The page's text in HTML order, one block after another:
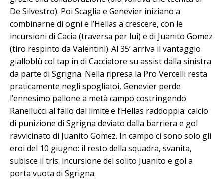
De Silvestro). Poi Scaglia e Genevier iniziano a
combinarne di ogni e l’Hellas a crescere, con le
incursioni di Cacia (traversa per lui) e di Juanito Gomez
(tiro respinto da Valentini). Al 35’ arriva il vantaggio
gialloblù col tap in di Cacciatore su assist dalla sinistra
da parte di Sgrigna. Nella ripresa la Pro Vercelli resta
praticamente negli spogliatoi, Genevier perde
l’ennesimo pallone a metà campo costringendo
Ranellucci al fallo dal limite e l’Hellas raddoppia: calcio
di punizione di Sgrigna deviato dalla barriera e gol
ravvicinato di Juanito Gomez. In campo ci sono solo gli
eroi del 10 giugno: il resto della squadra, svanita,
subisce il tris: incursione del solito Juanito e gol a
porta vuota di Sgrigna.